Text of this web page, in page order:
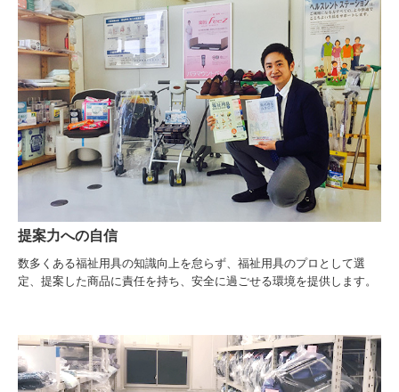
提案力への自信
数多くある福祉用具の知識向上を怠らず、福祉用具のプロとして選
定、提案した商品に責任を持ち、安全に過ごせる環境を提供します。